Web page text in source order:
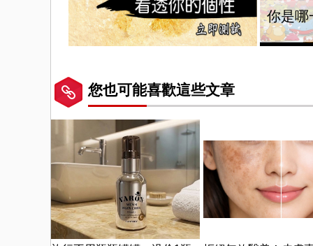
你是哪
您也可能喜歡這些文章